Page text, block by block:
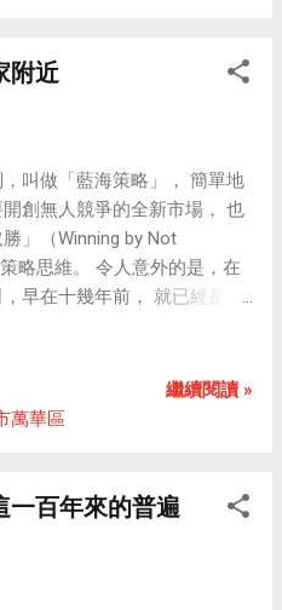
！ 到時候我就會把PSP公仔
附近
叫做「藍海策略」， 簡單地
創無人競爭的全新市場， 也
」（Winning by Not
略思維。 令人意外的是，在
早在十幾年前， 就已經是藍
萬華區
繼續閱讀 »
一百年來的普遍